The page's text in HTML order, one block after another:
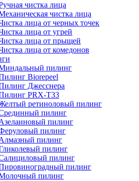
чистка лица
чистка лица
лица от черных точек
лица от угрей
лица от прыщей
лица от комедонов
пилинг
Biorepeel
Джесснера
PRX-T33
ретиноловый пилинг
пилинг
пилинг
пилинг
пилинг
пилинг
пилинг
пилинг
пилинг